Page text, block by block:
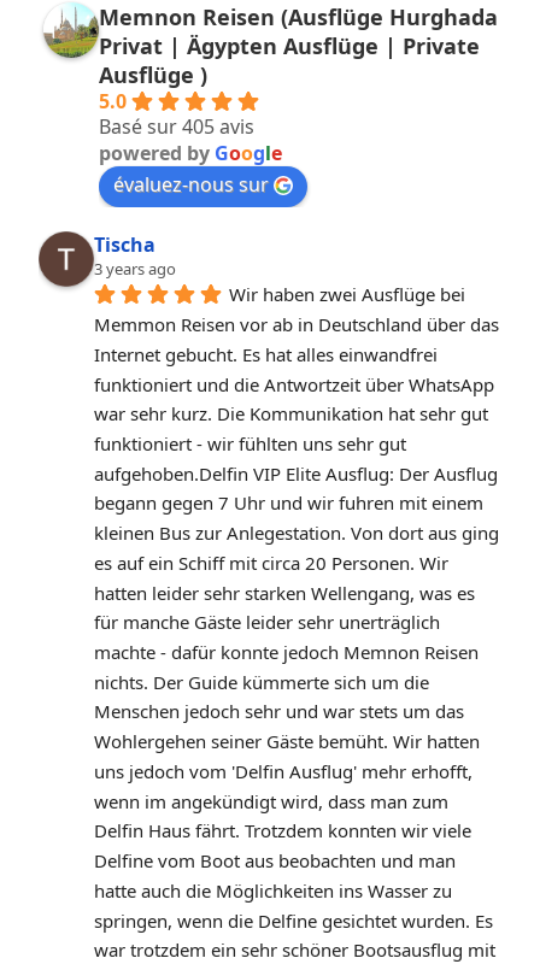
Memnon Reisen (Ausflüge Hurghada
Privat | Ägypten Ausflüge | Private
Ausflüge )
5.0
Basé sur 405 avis
powered by Google
évaluez-nous sur
Tischa
3 years ago
Wir haben zwei Ausflüge bei
Memmon Reisen vor ab in Deutschland über das
Internet gebucht. Es hat alles einwandfrei
funktioniert und die Antwortzeit über WhatsApp
war sehr kurz. Die Kommunikation hat sehr gut
funktioniert - wir fühlten uns sehr gut
aufgehoben.Delfin VIP Elite Ausflug: Der Ausflug
begann gegen 7 Uhr und wir fuhren mit einem
kleinen Bus zur Anlegestation. Von dort aus ging
es auf ein Schiff mit circa 20 Personen. Wir
hatten leider sehr starken Wellengang, was es
für manche Gäste leider sehr unerträglich
machte - dafür konnte jedoch Memnon Reisen
nichts. Der Guide kümmerte sich um die
Menschen jedoch sehr und war stets um das
Wohlergehen seiner Gäste bemüht. Wir hatten
uns jedoch vom 'Delfin Ausflug' mehr erhofft,
wenn im angekündigt wird, dass man zum
Delfin Haus fährt. Trotzdem konnten wir viele
Delfine vom Boot aus beobachten und man
hatte auch die Möglichkeiten ins Wasser zu
springen, wenn die Delfine gesichtet wurden. Es
war trotzdem ein sehr schöner Bootsausflug mit